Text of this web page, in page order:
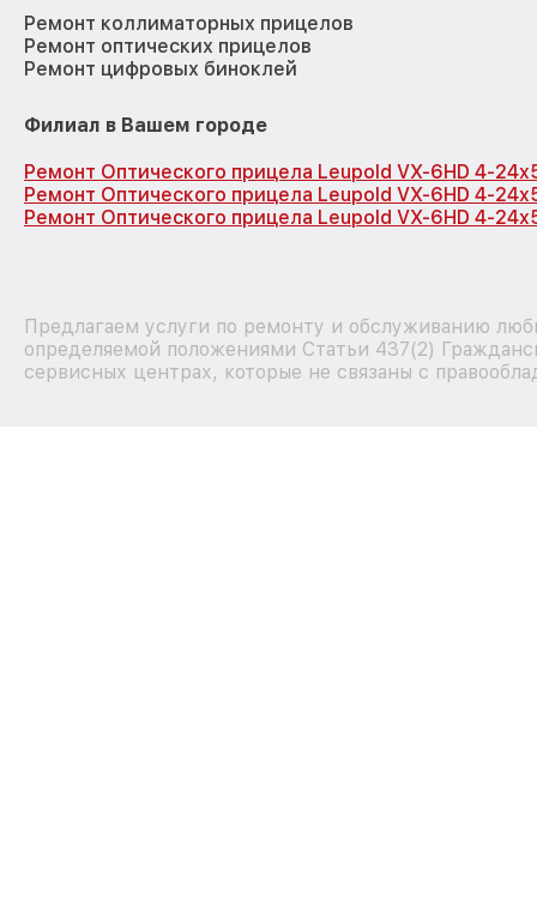
Ремонт коллиматорных прицелов
Ремонт оптических прицелов
Ремонт цифровых биноклей
Филиал в Вашем городе
Ремонт Оптического прицела Leupold VX-6HD 4-
Ремонт Оптического прицела Leupold VX-6HD 4-
Ремонт Оптического прицела Leupold VX-6HD 4-
Предлагаем услуги по ремонту и обслуживанию
определяемой положениями Статьи 437(2)
сервисных центрах, которые не связаны с